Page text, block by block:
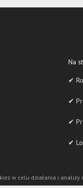
Na
✔
✔
✔
✔
w celu działania i analizy